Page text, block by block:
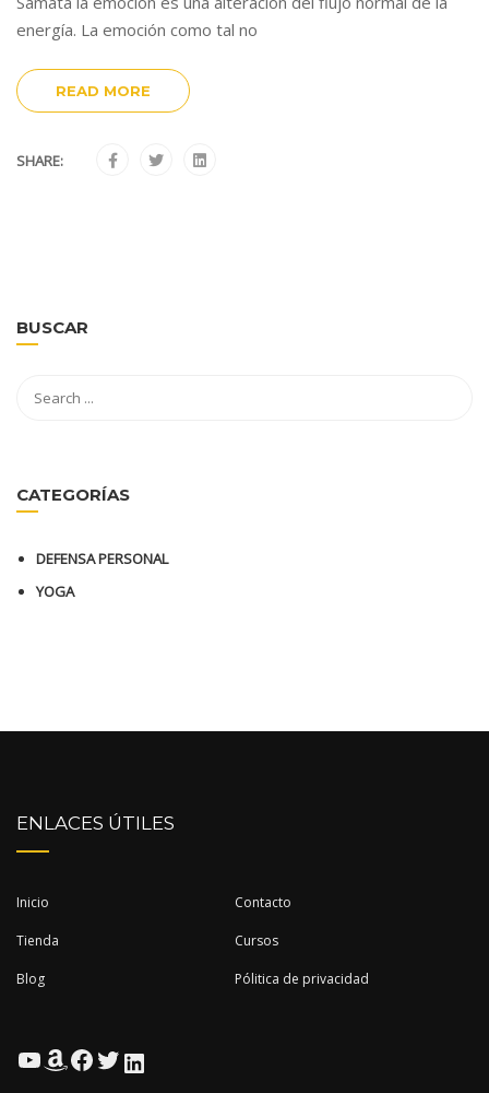
energía. La emoción como tal no
READ MORE
SHARE:
BUSCAR
CATEGORÍAS
DEFENSA PERSONAL
YOGA
ENLACES ÚTILES
Inicio Contacto
Tienda Cursos
Blog Pólitica de privacidad
YouTube
Amazon
Facebook
Twitter
LinkedIn